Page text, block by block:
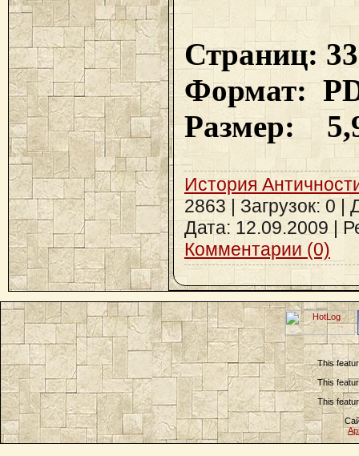
Страниц:
Формат:
Размер:
История
2863 | Загрузок: 0 |
Дата: 12.09.2009|
Комментарии (0)
This
This
This